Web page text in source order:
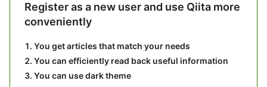
Register as a new user and use Qiita more
conveniently
You get articles that match your needs
You can efficiently read back useful information
You can use dark theme